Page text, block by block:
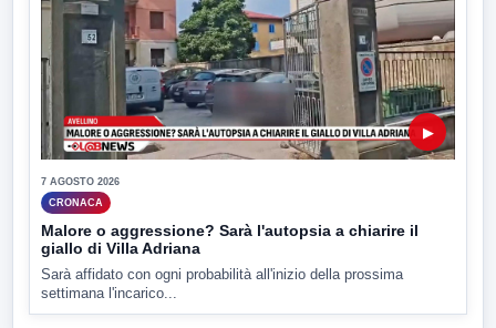
▶
7 AGOSTO 2026
CRONACA
Malore o aggressione? Sarà l'autopsia a chiarire il
giallo di Villa Adriana
Sarà affidato con ogni probabilità all'inizio della prossima
settimana l'incarico...